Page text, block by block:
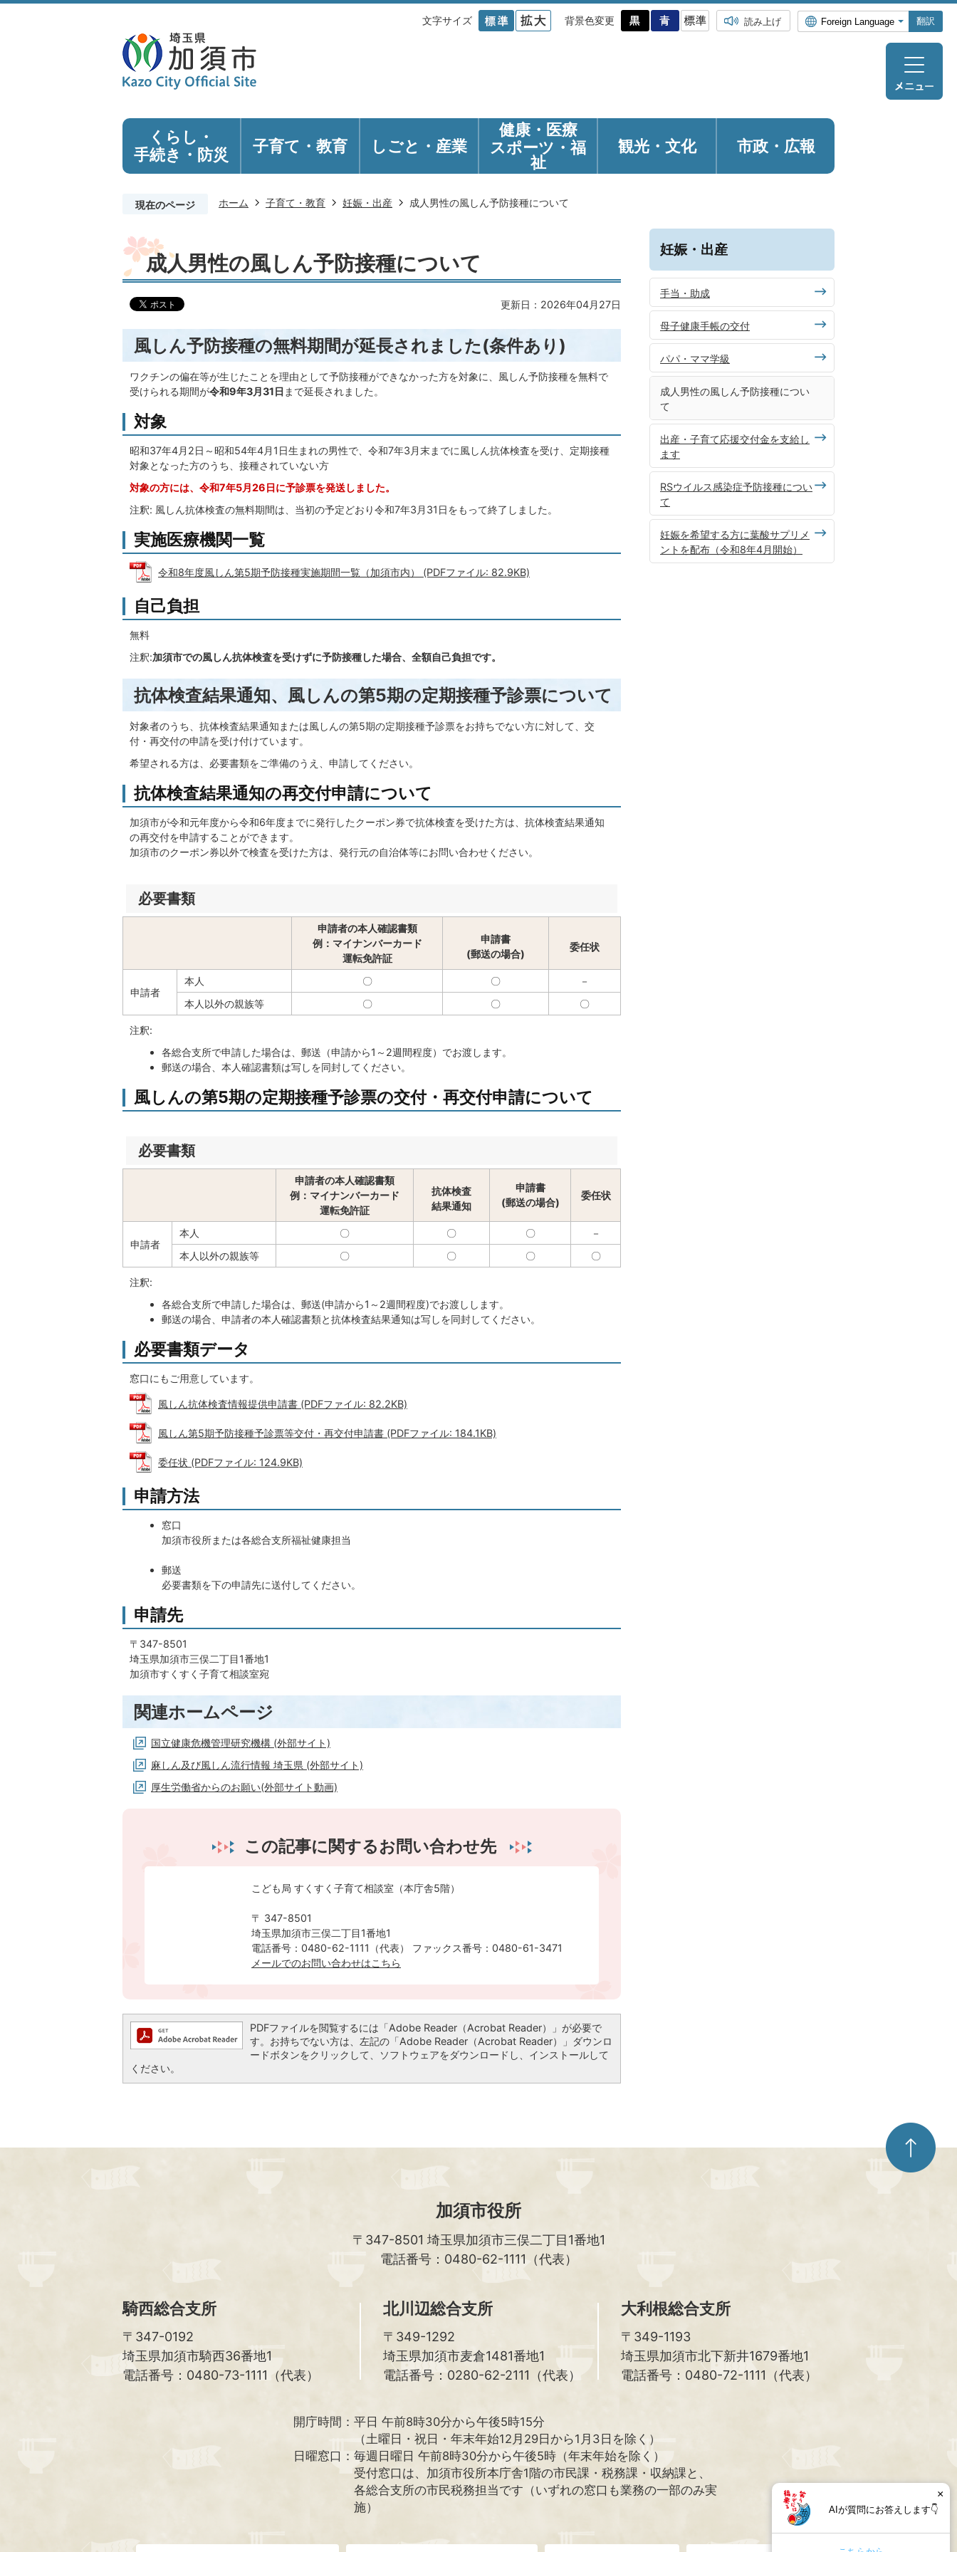
文字サイズ 背景色変更 読み上げ 翻訳
くらし・
手続き ・防災 子育て・教育 しごと・産業
健康・医療
スポーツ・福
祉
観光・ 文化 市政・広報
現在のページ ホーム 子育て・教育 妊娠・出産 成人男性の風しん予防接種について
成人男性の風しん予防接種について
更新日：2026年04月27日
風しん予防接種の無料期間が延長されました(条件あり)
ワクチンの偏在等が生じたことを理由として予防接種ができなかった方を対象に、風しん予防接種を無料で
受けられる期間が令和9年3月31日 まで延長されました。
対象
昭和37年4月2日～昭和54年4月1日生まれの男性で、令和7年3月末までに風しん抗体検査を受け、定期接種
対象となった方のうち、接種されていない方
対象の方には、令和7年5月26日に予診票を発送しました。
注釈: 風しん抗体検査の無料期間は、当初の予定どおり令和7年3月31日をもって終了しました。
実施医療機関一覧
令和8年度風しん第5期予防接種実施期間一覧（加須市内） (PDFファイル: 82.9KB)
自己負担
無料
注釈:加須市での風しん抗体検査を受けずに予防接種した場合、全額自己負担です。
抗体検査結果通知、風しんの第5期の定期接種予診票について
対象者のうち、抗体検査結果通知または風しんの第5期の定期接種予診票をお持ちでない方に対して、交
付・再交付の申請を受け付けています。
希望される方は、必要書類をご準備のうえ、申請してください。
抗体検査結果通知の再交付申請について
加須市が令和元年度から令和6年度までに発行したクーポン券で抗体検査を受けた方は、抗体検査結果通知
の再交付を申請することができます。
加須市のクーポン券以外で検査を受けた方は、発行元の自治体等にお問い合わせください。
必要書類
申請者の本人確認書類
例：マイナンバーカード
運転免許証
申請書
(郵送の場合)
委任状
申請者
本人 〇 〇
－
本人以外の親族等
〇 〇 〇
注釈:
各総合支所で申請した場合は、郵送（申請から1～2週間程度）でお渡します。
郵送の場合、本人確認書類は写しを同封してください。
風しんの第5期の定期接種予診票の交付・再交付申請について
必要書類
申請者の本人確認書類
例：マイナンバーカード
運転免許証
抗体検査
結果通知
申請書
(郵送の場合)
委任状
申請者
本人 〇 〇 〇
－
本人以外の親族等
〇 〇 〇 〇
注釈:
各総合支所で申請した場合は、郵送(申請から1～2週間程度)でお渡しします。
郵送の場合、申請者の本人確認書類と抗体検査結果通知は写しを同封してください。
必要書類データ
窓口にもご用意しています。
風しん抗体検査情報提供申請書 (PDFファイル: 82.2KB)
風しん第5期予防接種予診票等交付・再交付申請書 (PDFファイル: 184.1KB)
委任状 (PDFファイル: 124.9KB)
申請方法
窓口
加須市役所または各総合支所福祉健康担当
郵送
必要書類を下の申請先に送付してください。
申請先
〒347-8501
埼玉県加須市三俣二丁目1番地1
加須市すくすく子育て相談室宛
関連ホームページ
国立健康危機管理研究機構 (外部サイト)
麻しん及び風しん流行情報 埼玉県 (外部サイト)
厚生労働省からのお願い(外部サイト動画)
この記事に関するお問い合わせ先
こども局 すくすく子育て相談室（本庁舎5階）
〒 347-8501
埼玉県加須市三俣二丁目1番地1
電話番号：0480-62-1111（代表） ファックス番号：0480-61-3471
メールでのお問い合わせはこちら
PDFファイルを閲覧するには「Adobe Reader（Acrobat Reader）」が必要で
す。お持ちでない方は、左記の「Adobe Reader（Acrobat Reader）」ダウンロ
ードボタンをクリックして、ソフトウェアをダウンロードし、インストールして
ください。
妊娠・出産
手当・助成
母子健康手帳の交付
パパ・ママ学級
成人男性の風しん予防接種につい
て
出産・子育て応援交付金を支給し
ます
RSウイルス感染症予防接種につい
て
妊娠を希望する方に葉酸サプリメ
ントを配布（令和8年4月開始）
ペ
ー
ジ
加須市役所
〒347-8501 埼玉県加須市三俣二丁目1番地1
電話番号：0480-62-1111（代表）
騎西総合支所
〒347-0192
埼玉県加須市騎西36番地1
電話番号：0480-73-1111（代表）
北川辺総合支所
〒349-1292
埼玉県加須市麦倉1481番地1
電話番号：0280-62-2111（代表）
大利根総合支所
〒349-1193
埼玉県加須市北下新井1679番地1
電話番号：0480-72-1111（代表）
開庁時間： 平日 午前8時30分から午後5時15分
（土曜日・祝日・年末年始12月29日から1月3日を除く）
日曜窓口： 毎週日曜日 午前8時30分から午後5時（年末年始を除く）
受付窓口は、加須市役所本庁舎1階の市民課・税務課・収納課と、
各総合支所の市民税務担当です（いずれの窓口も業務の一部のみ実
施）
AIが質問にお答えします👇
×